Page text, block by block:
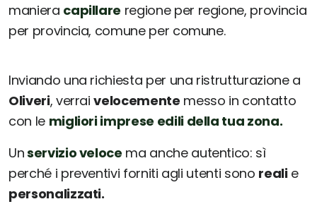
maniera capillare regione per regione, provincia
per provincia, comune per comune.
Inviando una richiesta per una ristrutturazione a
Oliveri, verraivelocemente messo in contatto
con le migliori imprese edili della tua zona.
Unservizio veloce ma anche autentico: sì
perché i preventivi forniti agli utenti sono realie
personalizzati.